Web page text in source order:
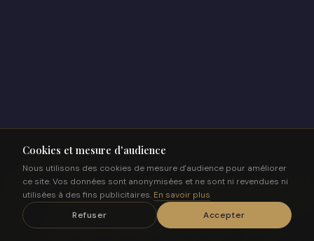
Cookies et mesure d'audience
Nous utilisons des cookies de mesure d'audience pour améliorer
ce site. Vos données sont anonymisées et ne sont ni revendues ni
utilisées à des fins publicitaires. En savoir plus
Refuser
Accepter